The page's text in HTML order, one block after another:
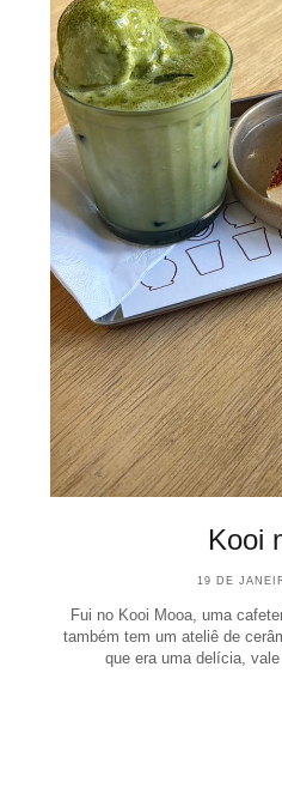
Kooi
19 DE
Fui no Kooi Mooa, uma
também tem um ateliê de
que era uma delícia,